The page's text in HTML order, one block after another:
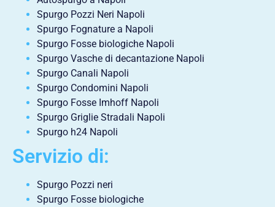
Spurgo Pozzi Neri Napoli
Spurgo Fognature a Napoli
Spurgo Fosse biologiche Napoli
Spurgo Vasche di decantazione Napoli
Spurgo Canali Napoli
Spurgo Condomini Napoli
Spurgo Fosse Imhoff Napoli
Spurgo Griglie Stradali Napoli
Spurgo h24 Napoli
Servizio di:
Spurgo Pozzi neri
Spurgo Fosse biologiche